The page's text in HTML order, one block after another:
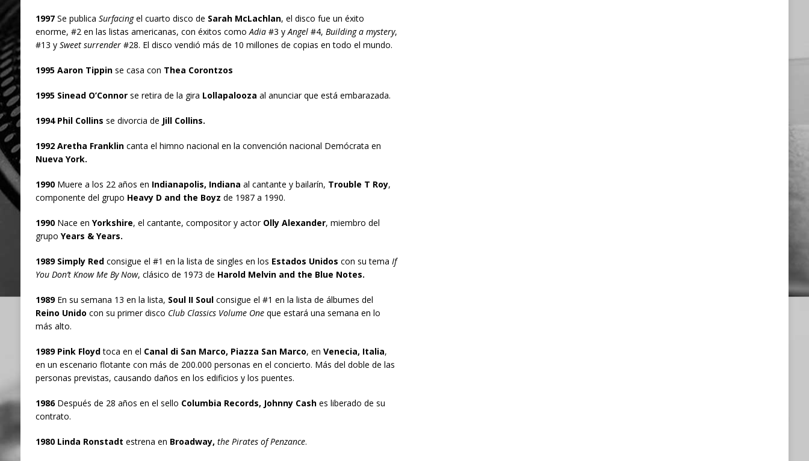
1997Se publica Surfacingel cuarto disco de Sarah McLachlan, el disco fue un éxito
enorme, #2 en las listas americanas, con éxitos como Adia#3 yAngel#4, Building a mystery,
#13 y Sweet surrender#28. El disco vendió más de 10 millones de copias en todo el mundo.
1995 Aaron Tippinse casa con Thea Corontzos
1995 Sinead O’Connorse retira de la gira Lollapalooza al anunciar que está embarazada.
1994 Phil Collins se divorcia de Jill Collins.
1992 Aretha Franklincanta el himno nacional en la convención nacional Demócrata en
Nueva York.
1990Muere a los 22 años en Indianapolis, Indiana al cantante y bailarín, Trouble T Roy,
componente del grupo Heavy D and the Boyz de 1987 a 1990.
1990Nace en Yorkshire, el cantante, compositor y actorOlly Alexander, miembro del
grupo Years & Years.
1989 Simply Redconsigue el #1 en la lista de singles en los Estados Unidos con su tema If
You Don’t Know Me By Now, clásico de 1973 de Harold Melvin and the Blue Notes.
1989En su semana 13 en la lista, Soul II Soulconsigue el #1 en la lista de álbumes del
Reino Unido con su primer disco Club Classics Volume Oneque estará una semana en lo
más alto.
1989 Pink Floydtoca en el Canal di San Marco, Piazza San Marco, en Venecia, Italia,
en un escenario flotante con más de 200.000 personas en el concierto. Más del doble de las
personas previstas, causando daños en los edificios y los puentes.
1986Después de 28 años en el sello Columbia Records, Johnny Cashes liberado de su
contrato.
1980 Linda Ronstadt estrena en Broadway, the Pirates of Penzance.